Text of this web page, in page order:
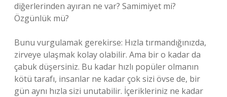
diğerlerinden ayıran ne var? Samimiyet mi?
Özgünlük mü?
Bunu vurgulamak gerekirse: Hızla tırmandığınızda,
zirveye ulaşmak kolay olabilir. Ama bir o kadar da
çabuk düşersiniz. Bu kadar hızlı popüler olmanın
kötü tarafı, insanlar ne kadar çok sizi övse de, bir
gün aynı hızla sizi unutabilir. İçerikleriniz ne kadar